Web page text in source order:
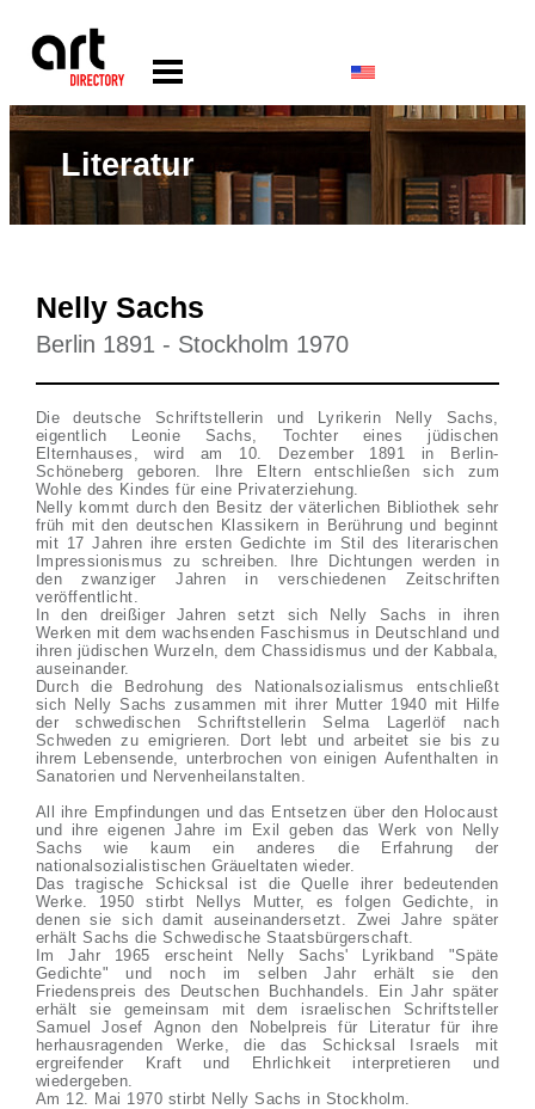
Literatur
Nelly Sachs
Berlin 1891 - Stockholm 1970
Die deutsche Schriftstellerin und Lyrikerin Nelly Sachs,
eigentlich Leonie Sachs, Tochter eines jüdischen
Elternhauses, wird am 10. Dezember 1891 in Berlin-
Schöneberg geboren. Ihre Eltern entschließen sich zum
Wohle des Kindes für eine Privaterziehung.
Nelly kommt durch den Besitz der väterlichen Bibliothek sehr
früh mit den deutschen Klassikern in Berührung und beginnt
mit 17 Jahren ihre ersten Gedichte im Stil des literarischen
Impressionismus zu schreiben. Ihre Dichtungen werden in
den zwanziger Jahren in verschiedenen Zeitschriften
veröffentlicht.
In den dreißiger Jahren setzt sich Nelly Sachs in ihren
Werken mit dem wachsenden Faschismus in Deutschland und
ihren jüdischen Wurzeln, dem Chassidismus und der Kabbala,
auseinander.
Durch die Bedrohung des Nationalsozialismus entschließt
sich Nelly Sachs zusammen mit ihrer Mutter 1940 mit Hilfe
der schwedischen Schriftstellerin Selma Lagerlöf nach
Schweden zu emigrieren. Dort lebt und arbeitet sie bis zu
ihrem Lebensende, unterbrochen von einigen Aufenthalten in
Sanatorien und Nervenheilanstalten.
All ihre Empfindungen und das Entsetzen über den Holocaust
und ihre eigenen Jahre im Exil geben das Werk von Nelly
Sachs wie kaum ein anderes die Erfahrung der
nationalsozialistischen Gräueltaten wieder.
Das tragische Schicksal ist die Quelle ihrer bedeutenden
Werke. 1950 stirbt Nellys Mutter, es folgen Gedichte, in
denen sie sich damit auseinandersetzt. Zwei Jahre später
erhält Sachs die Schwedische Staatsbürgerschaft.
Im Jahr 1965 erscheint Nelly Sachs' Lyrikband "Späte
Gedichte" und noch im selben Jahr erhält sie den
Friedenspreis des Deutschen Buchhandels. Ein Jahr später
erhält sie gemeinsam mit dem israelischen Schriftsteller
Samuel Josef Agnon den Nobelpreis für Literatur für ihre
herhausragenden Werke, die das Schicksal Israels mit
ergreifender Kraft und Ehrlichkeit interpretieren und
wiedergeben.
Am 12. Mai 1970 stirbt Nelly Sachs in Stockholm.